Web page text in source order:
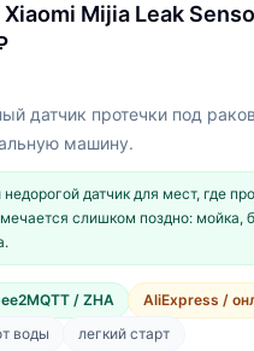
Xiaomi Mijia Leak
датчик протечки под
машину.
датчик для мест, где
слишком поздно: мойка,
/ ZHA
AliExpress /
воды
легкий старт